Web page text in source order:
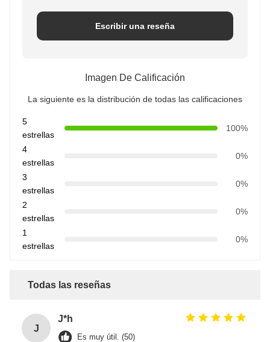
Escribir una reseña
Imagen De Calificación
La siguiente es la distribución de todas las calificaciones
5
estrellas
100%
4
estrellas
0%
3
estrellas
0%
2
estrellas
0%
1
estrellas
0%
Todas las reseñas
J
J*h
Es muy útil. (50)